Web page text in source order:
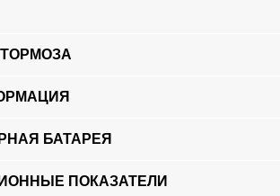
БАТАРЕЯ
ПОКАЗАТЕЛИ